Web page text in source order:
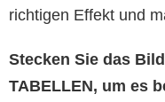
richtigen Effekt und
Stecken Sie das
TABELLEN, um es